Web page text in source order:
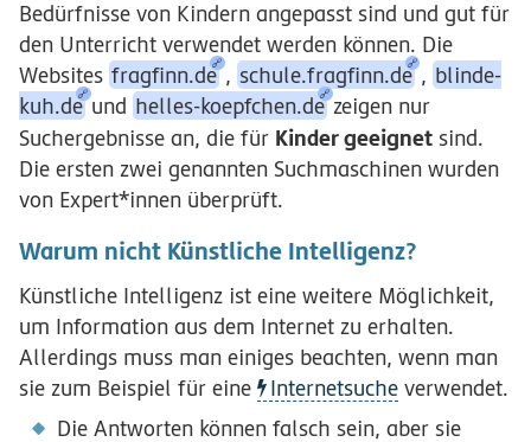
Bedürfnisse von Kindern angepasst sind und gut für
den Unterricht verwendet werden können. Die
Websites fragfinn.de , schule.fragfinn.de , blinde-
kuh.de und helles-koepfchen.de zeigen nur
Suchergebnisse an, die für Kinder geeignet sind.
Die ersten zwei genannten Suchmaschinen wurden
von Expert*innen überprüft.
Warum nicht Künstliche Intelligenz?
Künstliche Intelligenz ist eine weitere Möglichkeit,
um Information aus dem Internet zu erhalten.
Allerdings muss man einiges beachten, wenn man
sie zum Beispiel für eine
Internetsuche verwendet.
Die Antworten können falsch sein, aber sie